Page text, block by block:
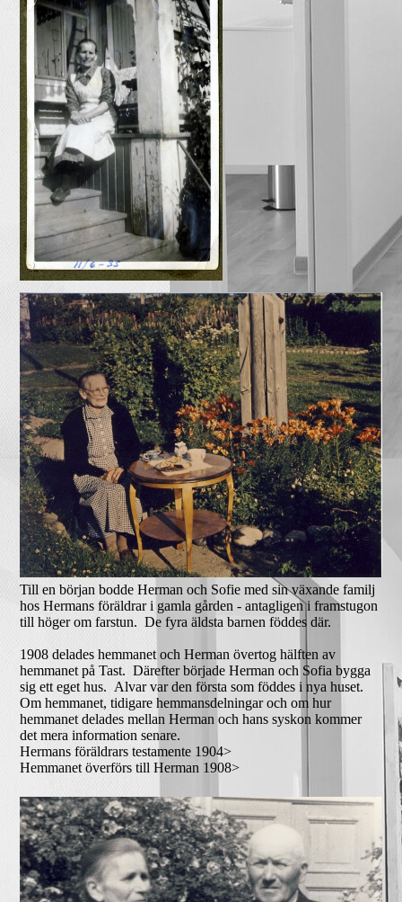
Till en början bodde Herman och Sofie med sin växande familj
hos Hermans föräldrar i gamla gården - antagligen i framstugon
till höger om farstun. De fyra äldsta barnen föddes där.
1908 delades hemmanet och Herman övertog hälften av
hemmanet på Tast. Därefter började Herman och Sofia bygga
sig ett eget hus. Alvar var den första som föddes i nya huset.
Om hemmanet, tidigare hemmansdelningar och om hur
hemmanet delades mellan Herman och hans syskon kommer
det mera information senare.
Hermans föräldrars testamente 1904>
Hemmanet överförs till Herman 1908>